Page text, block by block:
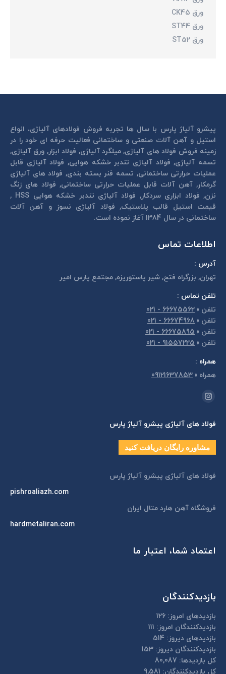
ورق CK45
ورق ST44
ورق ST52
پیشرو آلیاژ پارس با سال ها تجربه فروش فولادهای آلیاژی، انواع
استیل و آهن آلات صنعتی و ساختمانی فعالیت حرفه ای خود را در
زمینه فروش فولاد های آلیاژی, میلگرد آلیاژی, فولاد ابزار, ورق آلیاژی,
تسمه آلیاژی, فولاد آلیاژی تندبر خشكه هوايی, فولاد آلیاژی قابل
عمليات حرارتی ساختمانی, تسمه فنر بسته بندی, فولاد های آلیاژی
گرمكار, آهن آلات قابل عمليات حرارتی ساختمانی, فولاد های زنگ
نزن, فولاد ابزاری سردكار, فولاد آلیاژی تندبر خشكه هوايی HSS ,
قیمت استیل قالب پلاستيک, فولاد آلیاژی نسوز و آهن آلات
ساختمانی در سال 1384 آغاز نموده است.
اطلاعات تماس
آدرس :
تهران, بزرگراه فتح, شير پاستوريزه, مجتمع پارس امير
تلفن تماس :
تلفن »
66675562 - 021
تلفن »
66674968 - 021
تلفن »
66675895 - 021
تلفن »
91557225 - 021
همراه :
همراه »
09121637853
مارا در اینجا پیدا کنید:
اینستاگرام
opens
in
new
فولاد های آلیاژی پیشرو آلیاژ پارس
مشاوره رایگان دریافت کنید
فولاد های آلیاژی پیشرو آلیاژ پارس
pishroaliazh.com
فروشگاه آهن هارد متال ایران
hardmetaliran.com
اعتماد شما، اعتبار ما
بازدیدکنندگان
بازدیدهای امروز: 126
بازدیدکنندگان امروز: 111
بازدیدهای دیروز: 514
بازدیدکنندگان دیروز: 153
کل بازدیدها: 80,087
کل بازدیدکنند‌گان: 9,581